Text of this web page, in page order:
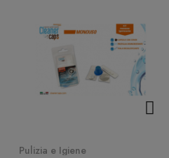
Quick View
Pulizia e Igiene